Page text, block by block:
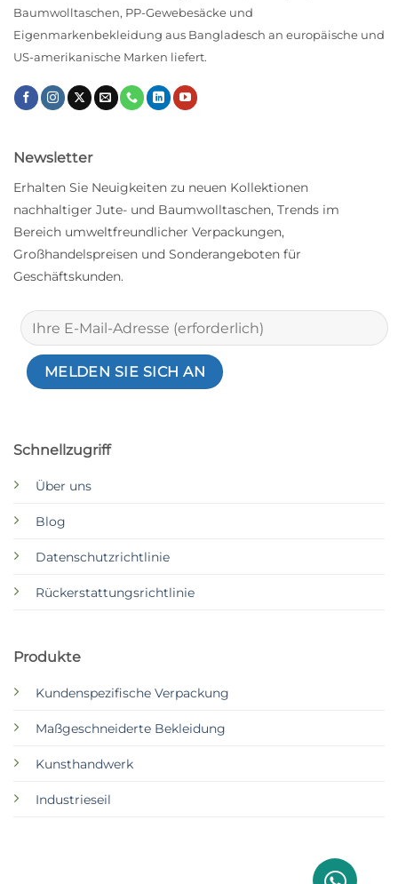
Baumwolltaschen, PP-Gewebesäcke und
Eigenmarkenbekleidung aus Bangladesch an europäische und
US-amerikanische Marken liefert.
Schnellzugriff
Über uns
Blog
Datenschutzrichtlinie
Rückerstattungsrichtlinie
Produkte
Kundenspezifische Verpackung
Maßgeschneiderte Bekleidung
Kunsthandwerk
Industrieseil
Newsletter
Erhalten Sie Neuigkeiten zu neuen Kollektionen
nachhaltiger Jute- und Baumwolltaschen, Trends im
Bereich umweltfreundlicher Verpackungen,
Großhandelspreisen und Sonderangeboten für
Geschäftskunden.